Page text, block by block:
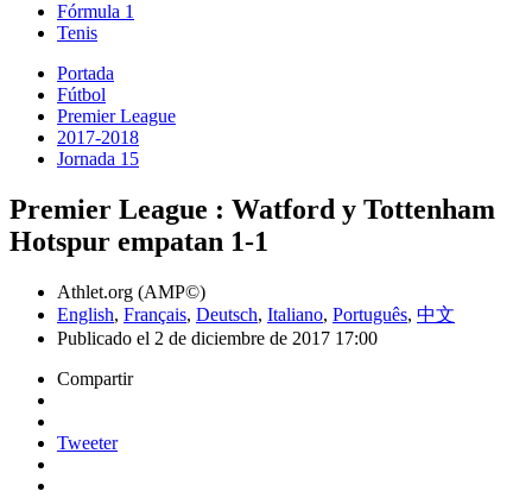
Fórmula 1
Tenis
Portada
Fútbol
Premier League
2017-2018
Jornada 15
Premier League : Watford y Tottenham
Hotspur empatan 1-1
Athlet.org (AMP©)
English, Français, Deutsch, Italiano, Português, 中文
Publicado el 2 de diciembre de 2017 17:00
Compartir
Tweeter